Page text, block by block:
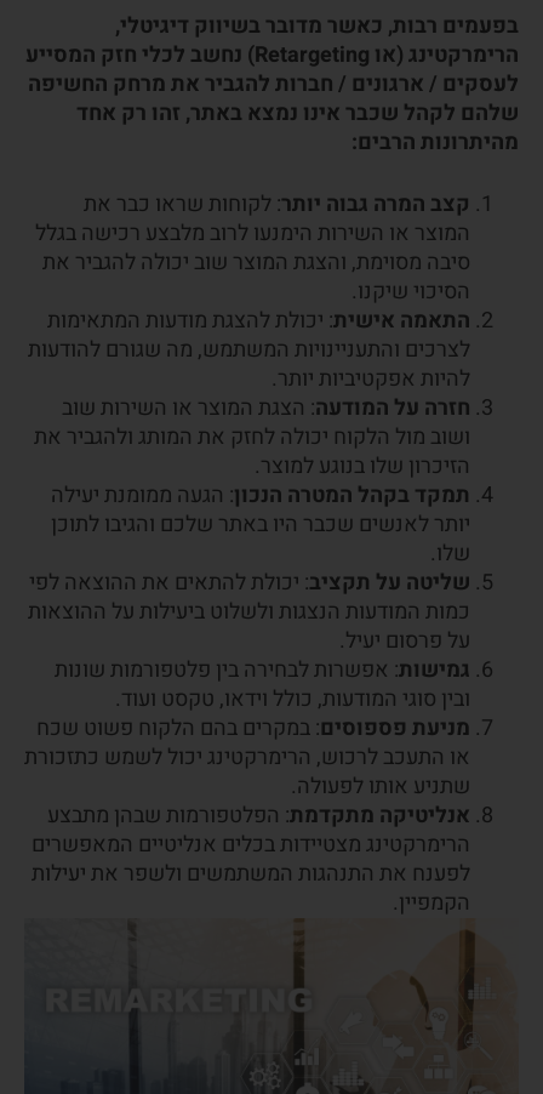
בפעמים רבות, כאשר מדובר בשיווק דיגיטלי,
הרימרקטינג (או Retargeting) נחשב לכלי חזק המסייע
לעסקים / ארגונים / חברות להגביר את מרחק החשיפה
שלהם לקהל שכבר אינו נמצא באתר, זהו רק אחד
מהיתרונות הרבים:
קצב המרה גבוה יותר: לקוחות שראו כבר את
המוצר או השירות הימנעו לרוב מלבצע רכישה בגלל
סיבה מסוימת, והצגת המוצר שוב יכולה להגביר את
הסיכוי שיקנו.
התאמה אישית: יכולת להצגת מודעות המתאימות
לצרכים והתעניינויות המשתמש, מה שגורם להודעות
להיות אפקטיביות יותר.
חזרה על המודעה: הצגת המוצר או השירות שוב
ושוב מול הלקוח יכולה לחזק את המותג ולהגביר את
הזיכרון שלו בנוגע למוצר.
תמקד בקהל המטרה הנכון: הגעה ממומנת יעילה
יותר לאנשים שכבר היו באתר שלכם והגיבו לתוכן
שלו.
שליטה על תקציב: יכולת להתאים את ההוצאה לפי
כמות המודעות הנצגות ולשלוט ביעילות על ההוצאות
על פרסום יעיל.
גמישות: אפשרות לבחירה בין פלטפורמות שונות
ובין סוגי המודעות, כולל וידאו, טקסט ועוד.
מניעת פספוסים: במקרים בהם הלקוח פשוט שכח
או התעכב לרכוש, הרימרקטינג יכול לשמש כתזכורת
שתניע אותו לפעולה.
אנליטיקה מתקדמת: הפלטפורמות שבהן מתבצע
הרימרקטינג מצטיידות בכלים אנליטיים המאפשרים
לפענח את התנהגות המשתמשים ולשפר את יעילות
הקמפיין.